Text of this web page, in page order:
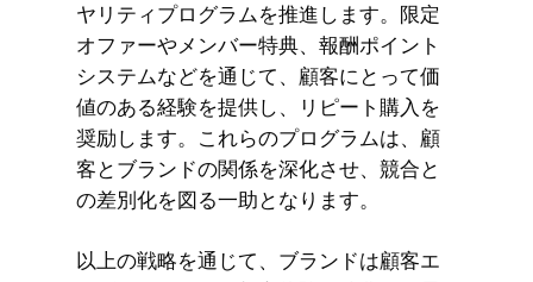
ヤリティプログラムを推進します。限定
オファーやメンバー特典、報酬ポイント
システムなどを通じて、顧客にとって価
値のある経験を提供し、リピート購入を
奨励します。これらのプログラムは、顧
客とブランドの関係を深化させ、競合と
の差別化を図る一助となります。
以上の戦略を通じて、ブランドは顧客エ